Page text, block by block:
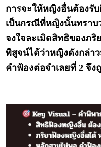
การจะให้หญิงอื่นต้องรั
เป็นกรณีที่หญิงนั้นทราบ
จงใจละเมิดสิทธิของภ
พิสูจน์ได้ว่าหญิงดังกล่า
คำฟ้องต่อจำเลยที่ 2 จึง